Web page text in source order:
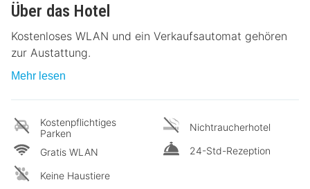
Über das Hotel
Kostenloses WLAN und ein Verkaufsautomat gehören
zur Austattung.
Mehr lesen
Kostenpflichtiges
Parken
Gratis WLAN
Keine Haustiere
Nichtraucherhotel
24-Std-Rezeption